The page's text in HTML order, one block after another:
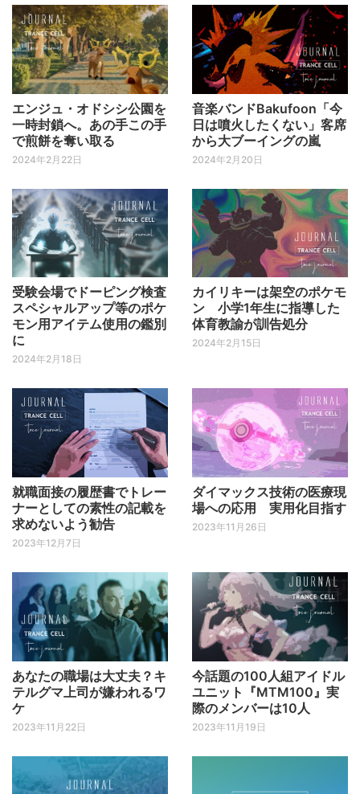
エンジュ・オドシシ公園を
一時封鎖へ。あの手この手
で煎餅を奪い取る
2024年2月22日
音楽バンドBakufoon「今
日は噴火したくない」客席
から大ブーイングの嵐
2024年2月20日
受験会場でドーピング検査
スペシャルアップ等のポケ
モン用アイテム使用の鑑別
に
2024年2月18日
カイリキーは架空のポケモ
ン 小学1年生に指導した
体育教諭が訓告処分
2024年2月15日
就職面接の履歴書でトレー
ナーとしての素性の記載を
求めないよう勧告
2023年12月7日
ダイマックス技術の医療現
場への応用 実用化目指す
2023年11月26日
あなたの職場は大丈夫？キ
テルグマ上司が嫌われるワ
ケ
2023年11月22日
今話題の100人組アイドル
ユニット『MTM100』実
際のメンバーは10人
2023年11月19日